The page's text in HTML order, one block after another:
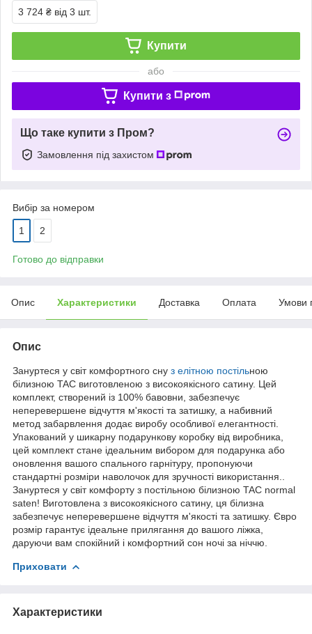
3 724 ₴ від 3 шт.
Купити
або
Купити з
Що таке купити з Пром?
Замовлення під захистом
Вибір за номером
1 2
Готово до відправки
Опис Характеристики Доставка Оплата Умови
Опис
Зануртеся у світ комфортного сну з елітною постільною
білизною TAC виготовленою з високоякісного сатину. Цей
комплект, створений із 100% бавовни, забезпечує
неперевершене відчуття м'якості та затишку, а набивний
метод забарвлення додає виробу особливої елегантності.
Упакований у шикарну подарункову коробку від виробника,
цей комплект стане ідеальним вибором для подарунка або
оновлення вашого спального гарнітуру, пропонуючи
стандартні розміри наволочок для зручності використання..
Зануртеся у світ комфорту з постільною білизною TAC normal
saten! Виготовлена з високоякісного сатину, ця білизна
забезпечує неперевершене відчуття м'якості та затишку. Євро
розмір гарантує ідеальне прилягання до вашого ліжка,
даруючи вам спокійний і комфортний сон ночі за ніччю.
Приховати
Характеристики